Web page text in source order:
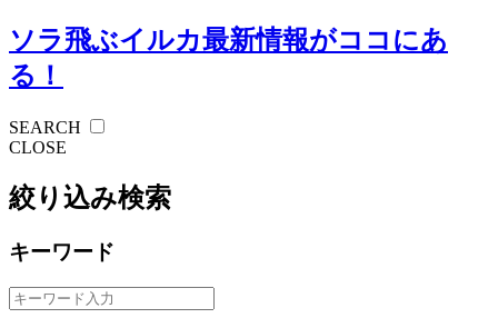
ソラ飛ぶイルカ最新情報がココにあ
る！
SEARCH
CLOSE
絞り込み検索
キーワード